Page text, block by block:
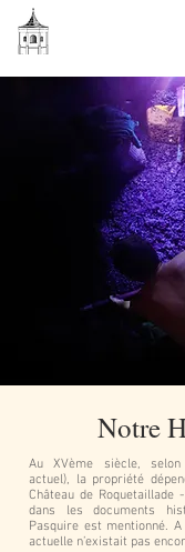
Notre
Au XVème siècle,
actuel), la propriété
Château de
dans les documents
Pasquire est mentionné.
actuelle n’existait pas